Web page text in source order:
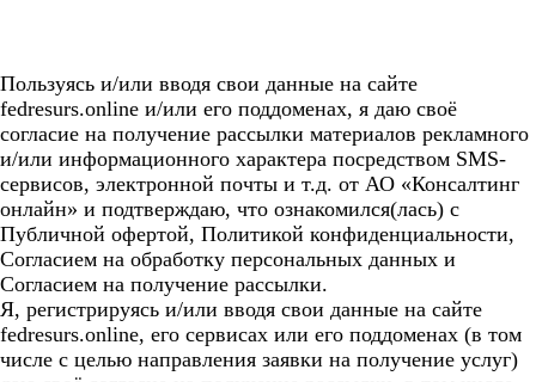
Пользуясь и/или вводя свои данные на сайте
fedresurs.online и/или его поддоменах, я даю своё
согласие на получение рассылки материалов рекламного
и/или информационного характера посредством SMS-
сервисов, электронной почты и т.д. от АО «Консалтинг
онлайн» и подтверждаю, что ознакомился(лась) с
Публичной офертой, Политикой конфиденциальности,
Согласием на обработку персональных данных и
Согласием на получение рассылки.
Я, регистрируясь и/или вводя свои данные на сайте
fedresurs.online, его сервисах или его поддоменах (в том
числе с целью направления заявки на получение услуг)